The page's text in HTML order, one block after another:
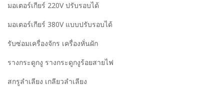
มอเตอร์เกียร์ 220V ปรับรอบได้
มอเตอร์เกียร์ 380V แบบปรับรอบได้
รับซ่อมเครื่องจักร เครื่องหั่นผัก
รางกระดูกงู รางกระดูกงูร้อยสายไฟ
สกรูลำเลียง เกลียวลำเลียง